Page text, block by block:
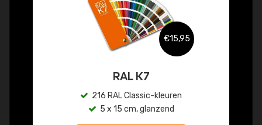
€15,95
RAL K7
216 RAL Classic-kleuren
5 x 15 cm, glanzend